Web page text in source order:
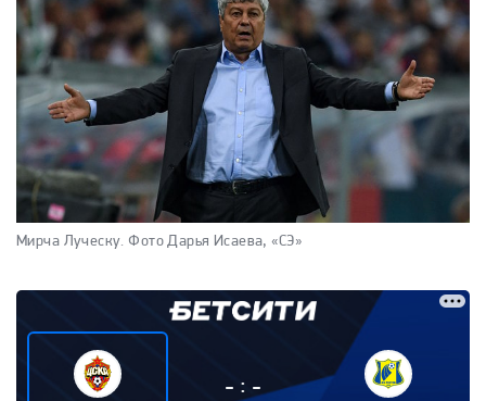
Мирча Луческу. Фото Дарья Исаева, «СЭ»
- : -